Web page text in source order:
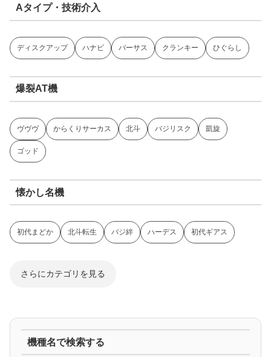
Aタイプ・技術介入
ディスクアップ ハナビ バーサス クランキー ひぐらし
爆裂AT機
ヴヴヴ からくりサーカス 北斗 バジリスク 凱旋
ゴッド
懐かし名機
初代まどか 北斗転生 バジ絆 ハーデス 初代ギアス
さらにカテゴリを見る
マイジャグ ファンキー アイム ゴージャグ ハッピー
機種名で検索する